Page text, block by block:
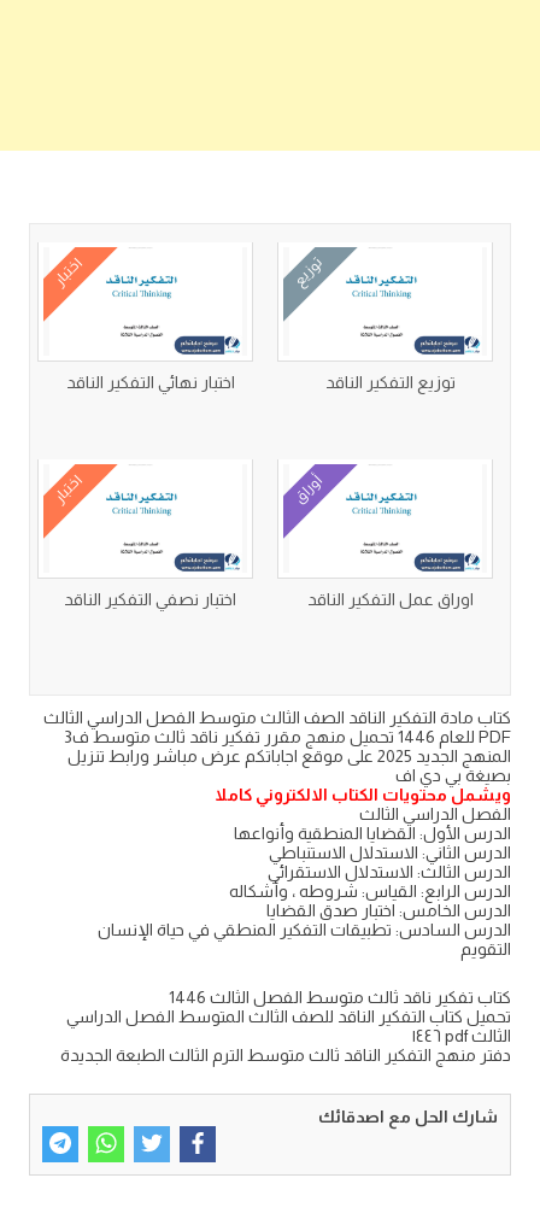
توزيع
توزيع التفكير الناقد
اختبار
اختبار نهائي التفكير الناقد
أوراق
اوراق عمل التفكير الناقد
اختبار
اختبار نصفي التفكير الناقد
كتاب مادة التفكير الناقد الصف الثالث متوسط الفصل الدراسي الثالث
PDF للعام 1446 تحميل منهج مقرر تفكير ناقد ثالث متوسط ف3
المنهج الجديد 2025 على موقع اجاباتكم عرض مباشر ورابط تنزيل
بصيغة بي دي اف
ويشمل محتويات الكتاب الالكتروني كاملا
الفصل الدراسي الثالث
الدرس الأول: القضايا المنطقية وأنواعها
الدرس الثاني: الاستدلال الاستنباطي
الدرس الثالث: الاستدلال الاستقرائي
الدرس الرابع: القياس: شروطه ، وأشكاله
الدرس الخامس: اختبار صدق القضايا
الدرس السادس: تطبيقات التفكير المنطقي في حياة الإنسان
التقويم
كتاب تفكير ناقد ثالث متوسط الفصل الثالث 1446
تحميل كتاب التفكير الناقد للصف الثالث المتوسط الفصل الدراسي
الثالث pdf ١٤٤٦
دفتر منهج التفكير الناقد ثالث متوسط الترم الثالث الطبعة الجديدة
شارك الحل مع اصدقائك